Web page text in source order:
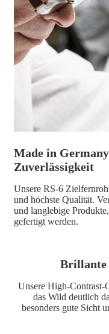
Made in
Zuverlässigkeit
Unsere RS-6
und höchste Qualität.
und langlebige
gefertigt werden.
Brillante
Unsere High-Contrast-
das Wild deutlich
besonders gute Sicht